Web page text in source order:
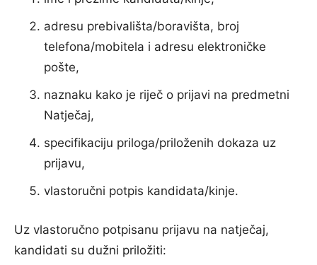
adresu prebivališta/boravišta, broj
telefona/mobitela i adresu elektroničke
pošte,
naznaku kako je riječ o prijavi na predmetni
Natječaj,
specifikaciju priloga/priloženih dokaza uz
prijavu,
vlastoručni potpis kandidata/kinje.
Uz vlastoručno potpisanu prijavu na natječaj,
kandidati su dužni priložiti: